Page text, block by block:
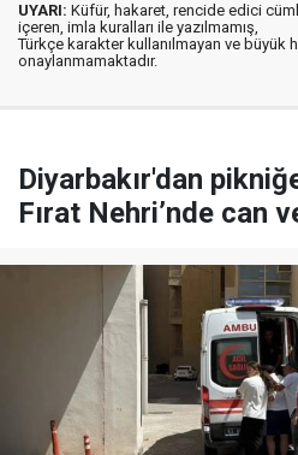
UYARI: Küfür, hakaret, rencide edici
içeren, imla kuralları ile yazılmamış,
Türkçe karakter kullanılmayan ve büyük
onaylanmamaktadır.
Diyarbakır'dan
Fırat Nehri’nde can